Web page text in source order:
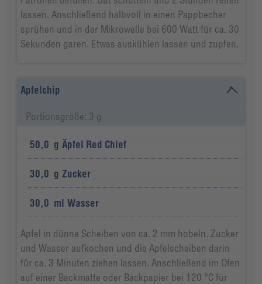
lassen. Anschließend halbvoll in einen Pappbecher
sprühen und in der Mikrowelle bei 600 Watt für ca. 30
Sekunden garen. Etwas auskühlen lassen und zupfen.
Apfelchip
Portionsgröße: 3 g
50,0 g Äpfel Red Chief
30,0 g Zucker
30,0 ml Wasser
Apfel in dünne Scheiben von ca. 2 mm hobeln. Zucker
und Wasser aufkochen und die Apfelscheiben darin
für ca. 3 Minuten ziehen lassen. Anschließend im Ofen
auf einer Backmatte oder Backpapier bei 120 °C für